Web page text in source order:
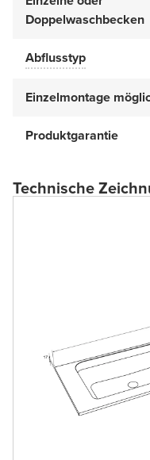
Doppelwaschbecken
Abflusstyp
Einzelmontage
Produktgarantie
Technische